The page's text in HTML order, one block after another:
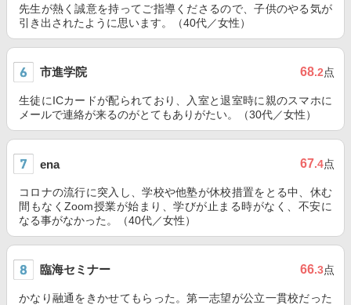
先生が熱く誠意を持ってご指導くださるので、子供のやる気が
引き出されたように思います。（40代／女性）
市進学院 68.2点
生徒にICカードが配られており、入室と退室時に親のスマホに
メールで連絡が来るのがとてもありがたい。（30代／女性）
ena 67.4点
コロナの流行に突入し、学校や他塾が休校措置をとる中、休む
間もなくZoom授業が始まり、学びが止まる時がなく、不安に
なる事がなかった。（40代／女性）
臨海セミナー 66.3点
かなり融通をきかせてもらった。第一志望が公立一貫校だった